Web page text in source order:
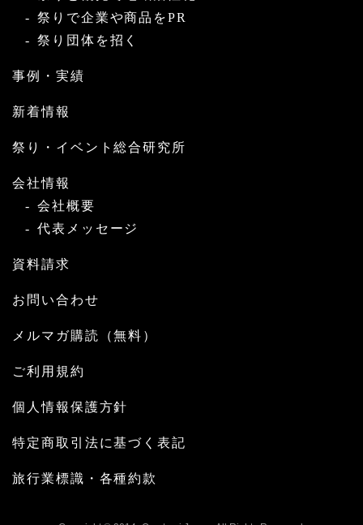
祭りで企業や商品をPR
祭り団体を招く
事例・実績
新着情報
祭り・イベント総合研究所
会社情報
会社概要
代表メッセージ
資料請求
お問い合わせ
メルマガ購読（無料）
ご利用規約
個人情報保護方針
特定商取引法に基づく表記
旅行業標識・各種約款